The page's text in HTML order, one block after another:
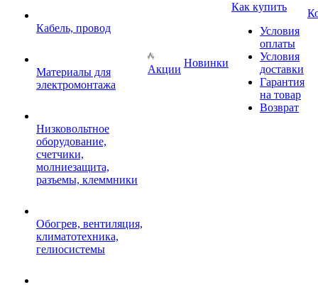
Кабель, провод
Материалы для
электромонтажа
Низковольтное
оборудование,
счетчики,
молниезащита,
разъемы, клеммники
Обогрев, вентиляция,
климатотехника,
гелиосистемы
Акции
Новинки
Как купить
Условия
оплаты
Условия
доставки
Гарантия
на товар
Возврат